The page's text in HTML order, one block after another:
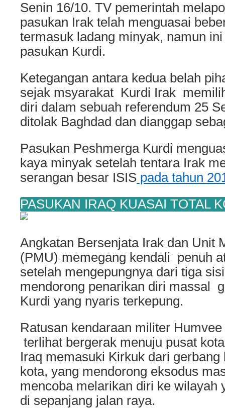
Senin 16/10. TV pemerintah
pasukan Irak telah menguasai
termasuk ladang minyak, namun
pasukan Kurdi.
Ketegangan antara kedua belah
sejak msyarakat Kurdi Irak
diri dalam sebuah referendum 25
ditolak Baghdad dan dianggap
Pasukan Peshmerga Kurdi
kaya minyak setelah tentara Irak
serangan besar ISIS pada tahun
PASUKAN IRAQ KUASAI TOTAL
Angkatan Bersenjata Irak dan Unit
(PMU) memegang kendali penuh
setelah mengepungnya dari tiga
mendorong penarikan diri massal
Kurdi yang nyaris terkepung.
Ratusan kendaraan militer
terlihat bergerak menuju pusat
Iraq memasuki Kirkuk dari gerbang
kota, yang mendorong eksodus
mencoba melarikan diri ke wilayah
di sepanjang jalan raya.